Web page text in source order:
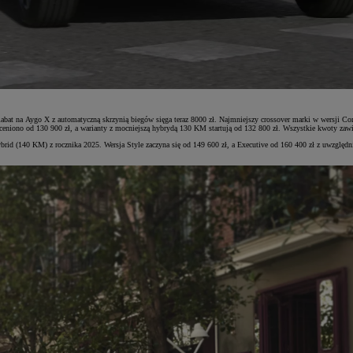
na Aygo X z automatyczną skrzynią biegów sięga teraz 8000 zł. Najmniejszy crossover marki w wersji
od 130 900 zł, a warianty z mocniejszą hybrydą 130 KM startują od 132 800 zł. Wszystkie kwoty
(140 KM) z rocznika 2025. Wersja Style zaczyna się od 149 600 zł, a Executive od 160 400 zł z